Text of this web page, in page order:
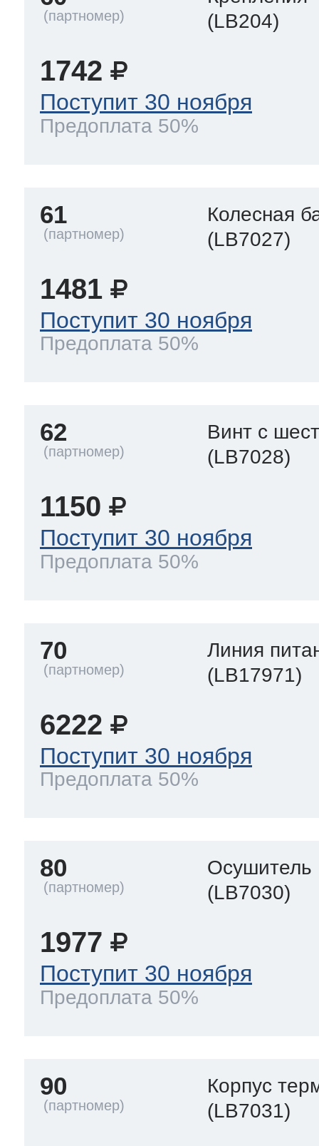
(LB204)
1742
Поступит 30 ноября
Предоплата 50%
61
Колесная
(LB7027)
1481
Поступит 30 ноября
Предоплата 50%
62
Винт с
(LB7028)
1150
Поступит 30 ноября
Предоплата 50%
70
Линия
(LB17971)
6222
Поступит 30 ноября
Предоплата 50%
80
Осушитель
(LB7030)
1977
Поступит 30 ноября
Предоплата 50%
90
Корпус
(LB7031)